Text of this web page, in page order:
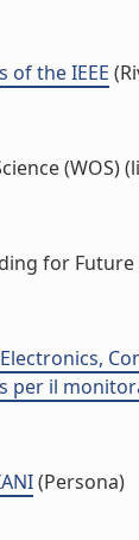
of the IEEE
(WOS)
for
per il
(Persona)